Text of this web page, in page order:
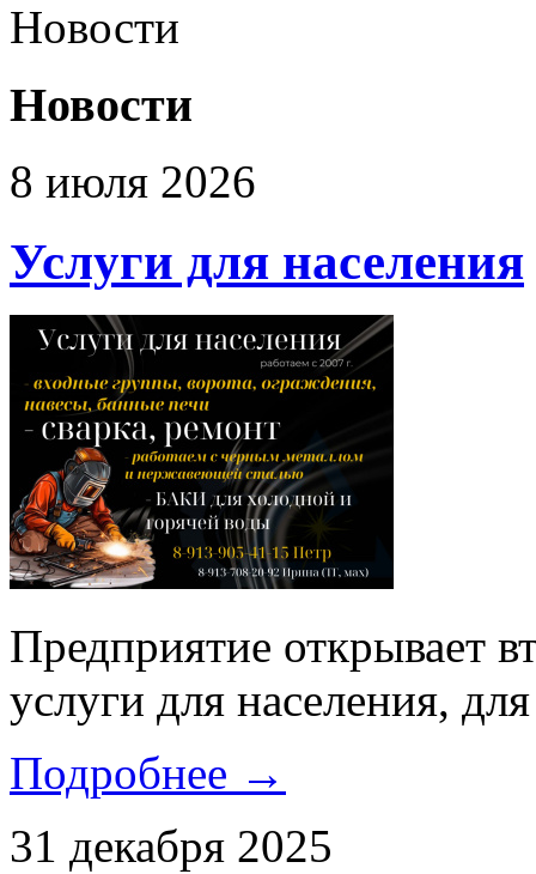
Новости
Новости
8 июля 2026
Услуги для населения
Предприятие открывает
услуги для населения,
Подробнее →
31 декабря 2025